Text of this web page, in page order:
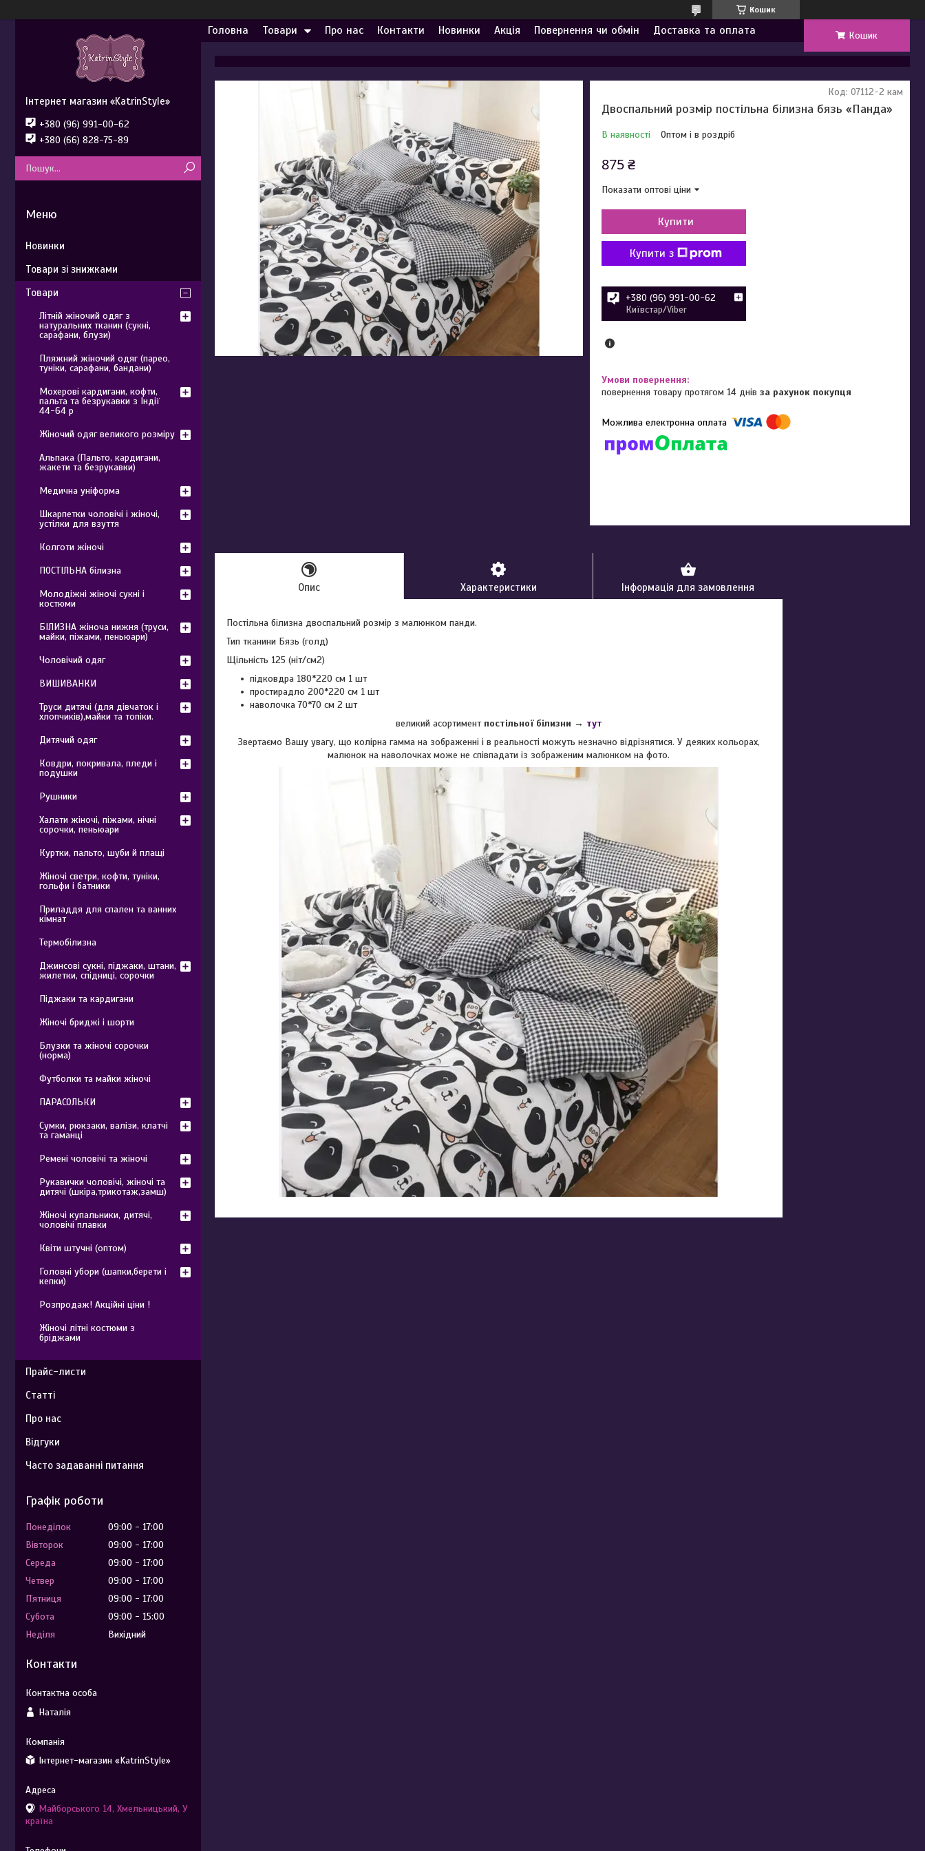
Кошик
Головна Товари Про нас Контакти Новинки Акція Повернення чи обмін Доставка та оплата Кошик
Двоспальний розмір постільна білизна бязь «Панда»
В наявності Оптом і в роздріб
Код: 07112-2 кам
875 ₴
Показати оптові ціни
Купити
Купити з
+380 (96) 991-00-62
Київстар/Viber
повернення товару протягом 14 днівза рахунок покупця
Опис Характеристики Інформація для замовлення
Постільна білизна двоспальний розмір з малюнком панди.
Тип тканини Бязь (голд)
Щільність 125 (ніт/см2)
підковдра 180*220 см 1 шт
простирадло 200*220 см 1 шт
наволочка 70*70 см 2 шт
великий асортиментпостільної білизни → тут
Звертаємо Вашу увагу, що колірна гамма на зображенні і в реальності можуть незначно відрізнятися. У деяких кольорах,
малюнок на наволочках може не співпадати із зображеним малюнком на фото.
Інтернет магазин «KatrinStyle»
+380 (96) 991-00-62
+380 (66) 828-75-89
Новинки
Товари зі знижками
Товари
Літній жіночий одяг з
натуральних тканин (сукні,
сарафани, блузи)
Пляжний жіночий одяг (парео,
туніки, сарафани, бандани)
Мохерові кардигани, кофти,
пальта та безрукавки з Індії
44-64 р
Жіночий одяг великого розміру
Альпака (Пальто, кардигани,
жакети та безрукавки)
Медична уніформа
Шкарпетки чоловічі і жіночі,
устілки для взуття
Колготи жіночі
ПОСТІЛЬНА білизна
Молодіжні жіночі сукні і
костюми
БІЛИЗНА жіноча нижня (труси,
майки, піжами, пеньюари)
Чоловічий одяг
ВИШИВАНКИ
Труси дитячі (для дівчаток і
хлопчиків),майки та топіки.
Дитячий одяг
Ковдри, покривала, пледи і
подушки
Рушники
Халати жіночі, піжами, нічні
сорочки, пеньюари
Куртки, пальто, шуби й плащі
Жіночі светри, кофти, туніки,
гольфи і батники
Приладдя для спален та ванних
кімнат
Термобілизна
Джинсові сукні, піджаки, штани,
жилетки, спідниці, сорочки
Піджаки та кардигани
Жіночі бриджі і шорти
Блузки та жіночі сорочки
(норма)
Футболки та майки жіночі
ПАРАСОЛЬКИ
Сумки, рюкзаки, валізи, клатчі
та гаманці
Ремені чоловічі та жіночі
Рукавички чоловічі, жіночі та
дитячі (шкіра,трикотаж,замш)
Жіночі купальники, дитячі,
чоловічі плавки
Квіти штучні (оптом)
Головні убори (шапки,берети і
кепки)
Розпродаж! Акційні ціни !
Жіночі літні костюми з
бріджами
Прайс-листи
Статті
Про нас
Відгуки
Часто задаванні питання
Графік роботи
Понеділок 09:00
17:00
Вівторок
09:00
17:00
Середа
09:00
17:00
Четвер
09:00
17:00
Пʼятниця
09:00
17:00
Субота
09:00
15:00
Неділя
Вихідний
Контакти
Наталія
Інтернет-магазин «KatrinStyle»
Майборського 14, Хмельницький, У
країна